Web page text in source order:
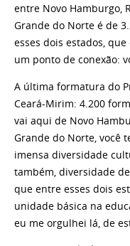
entre Novo Hamburgo,
Grande do Norte é de
esses dois estados,
um ponto de conexão:
A última formatura do
Ceará-Mirim: 4.200
vai aqui de Novo
Grande do Norte, você
imensa diversidade
também, diversidade
que entre esses dois
unidade básica na
eu me orgulhei lá, de